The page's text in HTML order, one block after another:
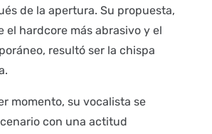
de la apertura. Su propuesta,
el hardcore más abrasivo y el
resultó ser la chispa
momento, su vocalista se
con una actitud